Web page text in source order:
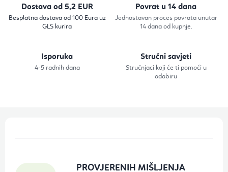
o
Dostava od 5,2 EUR
Besplatna dostava od 100 Eura uz
GLS kurira
Povrat u 14 dana
Jednostavan proces povrata unutar
14 dana od kupnje.
Isporuka
4-5 radnih dana
Stručni savjeti
Stručnjaci koji će ti pomoći u
odabiru
PROVJERENIH MIŠLJENJA